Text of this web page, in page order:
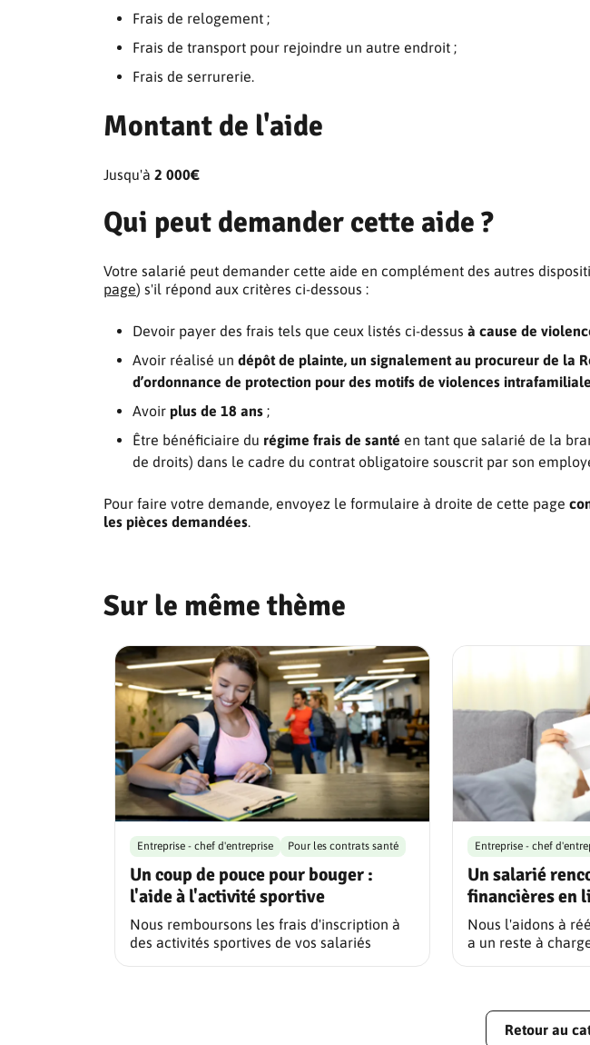
Frais de relogement ;
Frais de transport pour rejoindre un autre endroit ;
Frais de serrurerie.
Montant de l'aide
Jusqu'à 2 000€
Qui peut demander cette aide ?
Votre salarié peut demander cette aide en complément des autres
page) s'il répond aux critères ci-dessous :
Devoir payer des frais tels que ceux listés ci-dessus à cause de
Avoir réalisé un dépôt de plainte, un signalement au procureur de la
d’ordonnance de protection pour des motifs de violences
Avoir plus de 18 ans ;
Être bénéficiaire du régime frais de santé en tant que salarié de la
de droits) dans le cadre du contrat obligatoire souscrit par son
Pour faire votre demande, envoyez le formulaire à droite de cette page
les pièces demandées.
Sur le même thème
Un coup de pouce pour bouger :
l'aide à l'activité sportive
Entreprise - chef d'entreprise Pour les contrats santé
Nous remboursons les frais d'inscription à
des activités sportives de vos salariés
Un salarié
financières en
Entreprise - chef
Nous l'aidons à
a un reste à
Retour au